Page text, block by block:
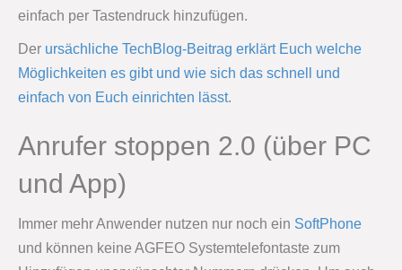
einfach per Tastendruck hinzufügen.
Der ursächliche TechBlog-Beitrag erklärt Euch welche
Möglichkeiten es gibt und wie sich das schnell und
einfach von Euch einrichten lässt.
Anrufer stoppen 2.0 (über PC
und App)
Immer mehr Anwender nutzen nur noch ein SoftPhone
und können keine AGFEO Systemtelefontaste zum